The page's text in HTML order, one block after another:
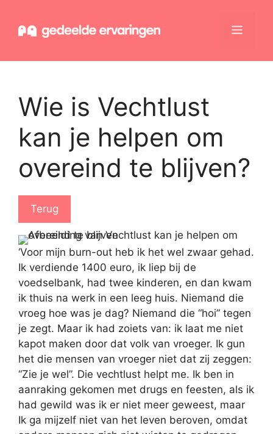
naar
Menu
Wie is Vechtlust
kan je helpen om
overeind te blijven?
Terug
‘Voor mijn burn-out heb ik het wel zwaar gehad.
Ik verdiende 1400 euro, ik liep bij de
voedselbank, had twee kinderen, en dan kwam
ik thuis na werk in een leeg huis. Niemand die
vroeg hoe was je dag? Niemand die “hoi” tegen
je zegt. Maar ik had zoiets van: ik laat me niet
kapot maken door dat volk van vroeger. Ik gun
het die mensen van vroeger niet dat zij zeggen:
“Zie je wel”. Die vechtlust helpt me. Ik ben in
aanraking gekomen met drugs en feesten, als ik
had gewild was ik er niet meer geweest, maar
Ik ga mijzelf niet van het leven beroven, omdat